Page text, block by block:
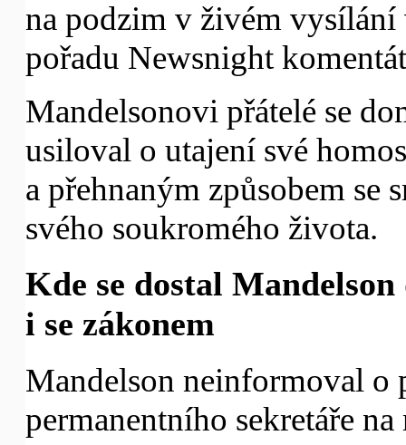
na podzim v živém
pořadu Newsnight
Mandelsonovi přátelé se
usiloval o utajení své
a přehnaným způsobem se
svého soukromého života.
Kde se dostal
i se zákonem
Mandelson neinformoval o
permanentního sekretáře